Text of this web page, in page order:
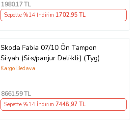
1980,17 TL
Sepette %14 İndirim 1702,95 TL
Skoda Fabia 07/10 Ön Tampon
Si·yah (Si·s/panjur Deli·kli·) (Tyg)
Kargo Bedava
8661,59 TL
Sepette %14 İndirim 7448,97 TL